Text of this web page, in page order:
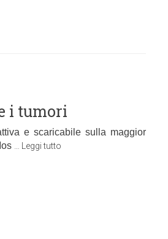
i tumori
e scaricabile sulla maggior
Leggi tutto